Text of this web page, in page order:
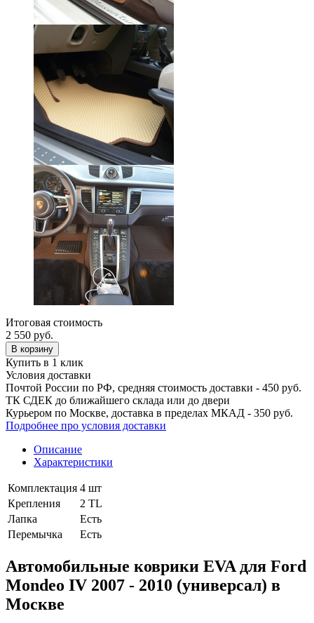
Итоговая стоимость
2 550 руб.
В корзину
Купить в 1 клик
Условия доставки
Почтой России по РФ, средняя стоимость доставки - 450 руб.
ТК СДЕК до ближайшего склада или до двери
Курьером по Москве, доставка в пределах МКАД - 350 руб.
Подробнее про условия доставки
Описание
Характеристики
Комплектация 4 шт
Крепления
2 TL
Лапка
Есть
Перемычка
Есть
Автомобильные коврики EVA для Ford
Mondeo IV 2007 - 2010 (универсал) в
Москве